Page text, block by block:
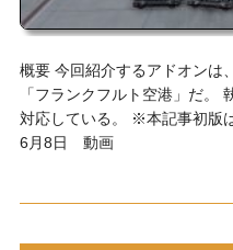
概要 今回紹介するアドオンは
「フランクフルト空港」だ。
対応している。 ※本記事初版
6月8日 動画